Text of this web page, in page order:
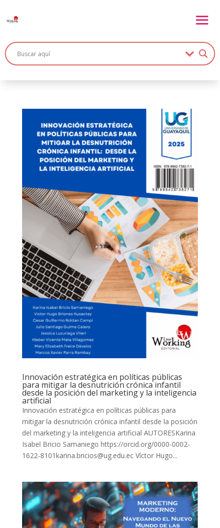
Innovación estratégica en políticas públicas
para mitigar la desnutrición crónica infantil
desde la posición del marketing y la inteligencia
artificial
Innovación estratégica en políticas públicas para
mitigar la desnutrición crónica infantil desde la posición
del marketing y la inteligencia artificial AUTORESKarina
Isabel Bricio Samaniego https://orcid.org/0000-0002-
1622-8101karina.bricios@ug.edu.ec Víctor Hugo...